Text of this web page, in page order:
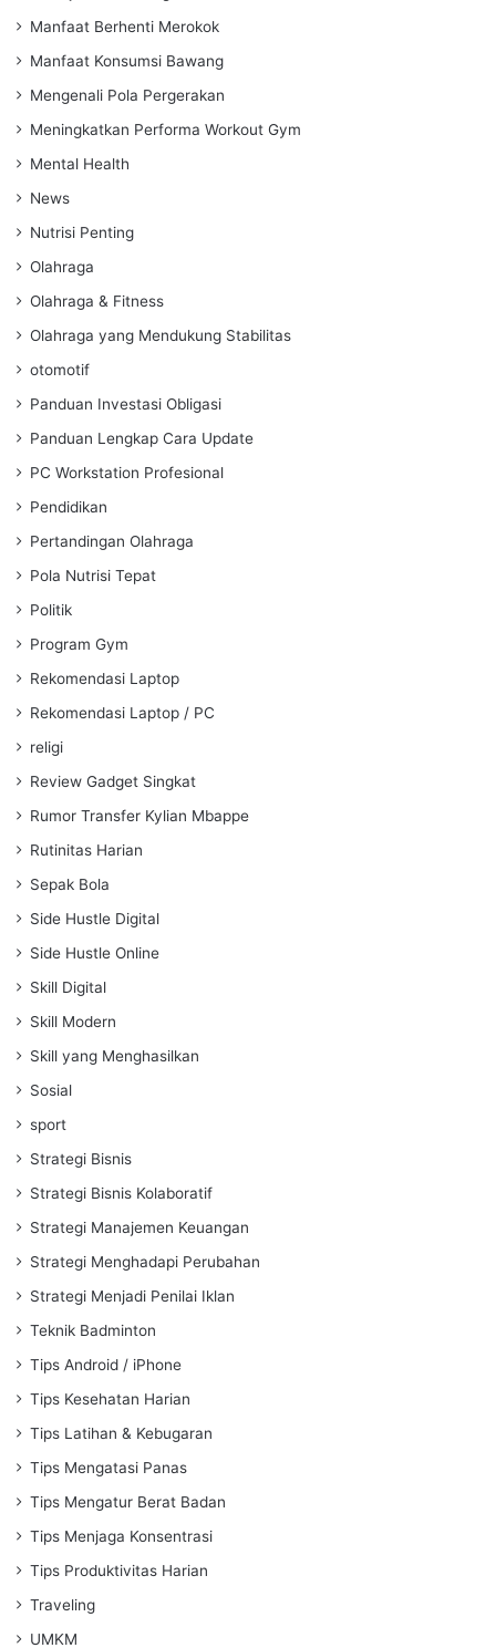
Manfaat Berhenti Merokok
Manfaat Konsumsi Bawang
Mengenali Pola Pergerakan
Meningkatkan Performa Workout Gym
Mental Health
News
Nutrisi Penting
Olahraga
Olahraga & Fitness
Olahraga yang Mendukung Stabilitas
otomotif
Panduan Investasi Obligasi
Panduan Lengkap Cara Update
PC Workstation Profesional
Pendidikan
Pertandingan Olahraga
Pola Nutrisi Tepat
Politik
Program Gym
Rekomendasi Laptop
Rekomendasi Laptop / PC
religi
Review Gadget Singkat
Rumor Transfer Kylian Mbappe
Rutinitas Harian
Sepak Bola
Side Hustle Digital
Side Hustle Online
Skill Digital
Skill Modern
Skill yang Menghasilkan
Sosial
sport
Strategi Bisnis
Strategi Bisnis Kolaboratif
Strategi Manajemen Keuangan
Strategi Menghadapi Perubahan
Strategi Menjadi Penilai Iklan
Teknik Badminton
Tips Android / iPhone
Tips Kesehatan Harian
Tips Latihan & Kebugaran
Tips Mengatasi Panas
Tips Mengatur Berat Badan
Tips Menjaga Konsentrasi
Tips Produktivitas Harian
Traveling
UMKM